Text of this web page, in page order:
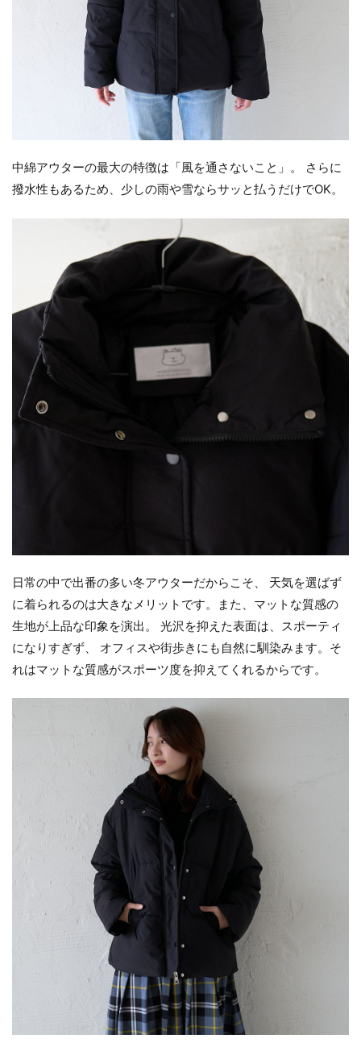
中綿アウターの最大の特徴は「風を通さないこと」。 さらに
撥水性もあるため、少しの雨や雪ならサッと払うだけでOK。
日常の中で出番の多い冬アウターだからこそ、 天気を選ばず
に着られるのは大きなメリットです。また、マットな質感の
生地が上品な印象を演出。 光沢を抑えた表面は、スポーティ
になりすぎず、 オフィスや街歩きにも自然に馴染みます。そ
れはマットな質感がスポーツ度を抑えてくれるからです。